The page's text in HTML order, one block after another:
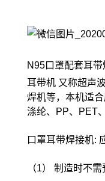
N95口罩配套耳带
耳带机 又称超声
焊机等，本机适
涤纶、PP、PET
口罩耳带焊接机:
（1） 制造时不